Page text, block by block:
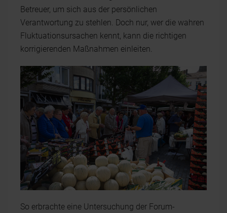
Betreuer, um sich aus der persönlichen
Verantwortung zu stehlen. Doch nur, wer die wahren
Fluktuationsursachen kennt, kann die richtigen
korrigierenden Maßnahmen einleiten.
So erbrachte eine Untersuchung der Forum-